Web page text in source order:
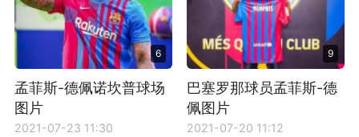
6
孟菲斯-德佩诺坎普球场
图片
2021-07-23 11:30
9
巴塞罗那球员孟菲斯-德
佩图片
2021-07-20 11:12